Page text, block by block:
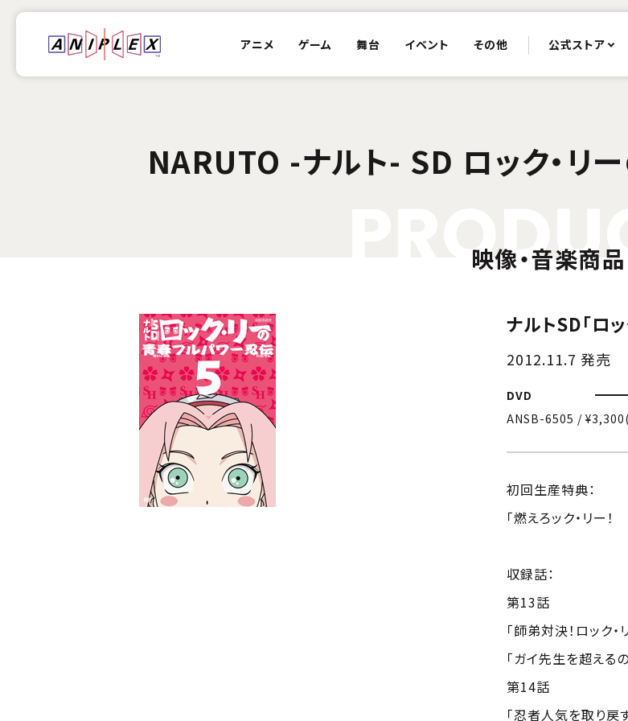
アニメ ゲーム 舞台 イベント その他 公式ストア
NARUTO -ナルト- SD ロック・リ
ODUC
映像・音楽商品
ナルトSD「ロ
2012.11.7 発売
DVD
ANSB-6505 /
初回生産特典：
「燃えろック・リー
収録話：
第13話
「師弟対決！ロック・
「ガイ先生を超えるの
第14話
「忍者人気を取り戻